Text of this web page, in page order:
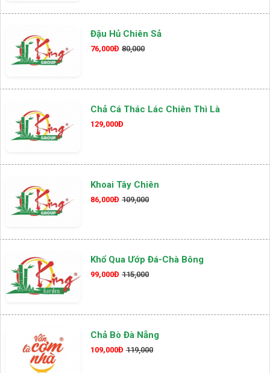
Đậu Hủ Chiên Sả
76,000Đ 80,000
Chả Cá Thác Lác Chiên Thì Là
129,000Đ
Khoai Tây Chiên
86,000Đ 109,000
Khổ Qua Ướp Đá-Chà Bông
99,000Đ 115,000
Chả Bò Đà Nẵng
109,000Đ 119,000